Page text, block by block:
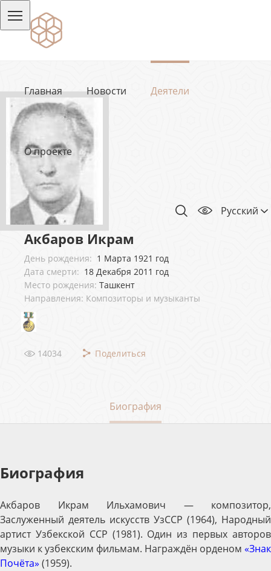
Главная Новости Деятели
О проекте
Русский
Акбаров Икрам
День рождения: 1 Марта 1921 год
Дата смерти: 18 Декабря 2011 год
Место рождения: Ташкент
Направления: Композиторы и музыканты
14034 Поделиться
Биография
Биография
Акбаров Икрам Ильхамович — композитор,
Заслуженный деятель искусств УзССР (1964), Народный
артист Узбекской ССР (1981). Один из первых авторов
музыки к узбекским фильмам. Награждён орденом «Знак
Почёта» (1959).